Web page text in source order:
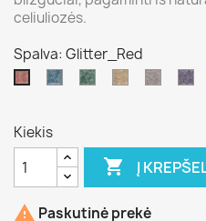
celiuliozės.
Spalva: Glitter_Red
Glitter_RedGlitter_Ocean
Glitter_Green
Glitter_Gold
Kiekis
 Į
 Paskutinė prekė